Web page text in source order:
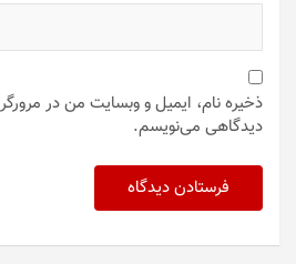
ذخیره نام، ایمیل و وبسایت من در مرورگر
دیدگاهی می‌نویسم.